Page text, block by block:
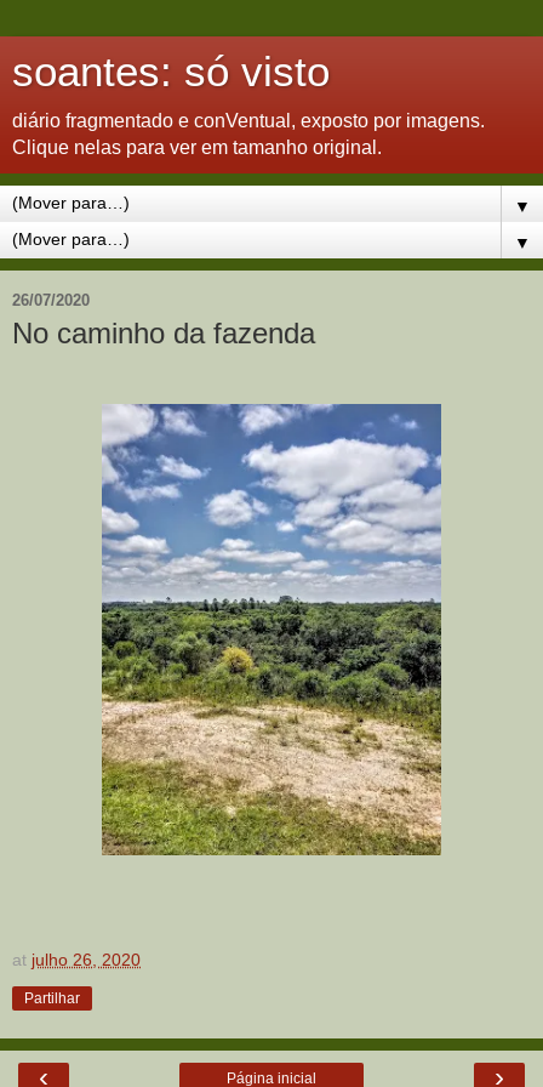
soantes: só visto
diário fragmentado e conVentual, exposto por imagens.
Clique nelas para ver em tamanho original.
▼
▼
26/07/2020
No caminho da fazenda
at julho 26, 2020
Partilhar
‹ ›
Página inicial